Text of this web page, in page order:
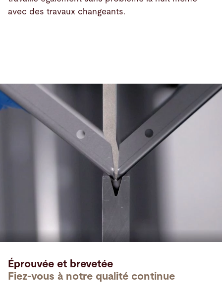
avec des travaux changeants.
Éprouvée et brevetée
Fiez-vous à notre qualité continue